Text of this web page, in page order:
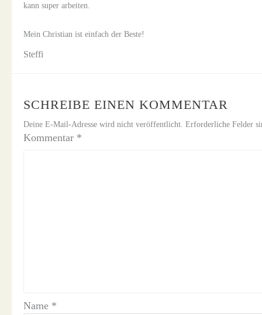
kann super arbeiten.
Mein Christian ist einfach der Beste!
Steffi
SCHREIBE EINEN KOMMENTAR
Deine E-Mail-Adresse wird nicht veröffentlicht. Erforderliche Felder
Kommentar *
Name *